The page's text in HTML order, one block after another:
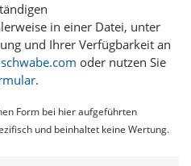
in einer Datei, unter
und Ihrer Verfügbarkeit an
oder nutzen Sie
.
Form bei hier aufgeführten
und beinhaltet keine Wertung.